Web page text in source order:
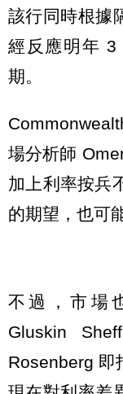
該行同時根據
經反應明年 3
期。
場分析師
加上利率按兵
的期望，也可
不過，市場
Gluskin
Rosenberg 即